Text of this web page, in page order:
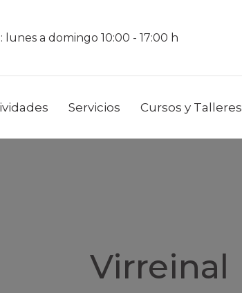
lunes a domingo 10:00 - 17:00 h
Servicios Cursos y Talleres
Virreinal